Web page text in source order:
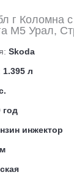
г Коломна
М5 Урал,
Skoda
1.395 л
год
инжектор